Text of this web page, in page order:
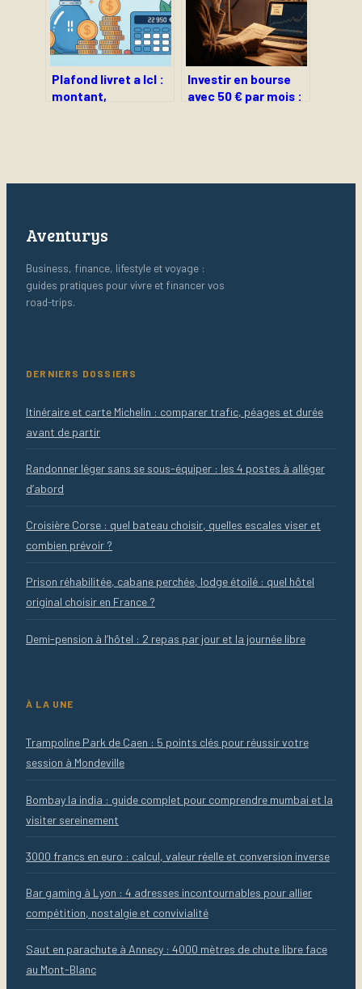
Plafond livret a lcl :
montant,
Investir en bourse
avec 50 € par mois :
Aventurys
Business, finance, lifestyle et voyage :
guides pratiques pour vivre et financer vos
road-trips.
DERNIERS DOSSIERS
Itinéraire et carte Michelin : comparer trafic, péages et durée
avant de partir
Randonner léger sans se sous-équiper : les 4 postes à alléger
d’abord
Croisière Corse : quel bateau choisir, quelles escales viser et
combien prévoir ?
Prison réhabilitée, cabane perchée, lodge étoilé : quel hôtel
original choisir en France ?
Demi-pension à l’hôtel : 2 repas par jour et la journée libre
À LA UNE
Trampoline Park de Caen : 5 points clés pour réussir votre
session à Mondeville
Bombay la india : guide complet pour comprendre mumbai et la
visiter sereinement
3000 francs en euro : calcul, valeur réelle et conversion inverse
Bar gaming à Lyon : 4 adresses incontournables pour allier
compétition, nostalgie et convivialité
Saut en parachute à Annecy : 4000 mètres de chute libre face
au Mont-Blanc